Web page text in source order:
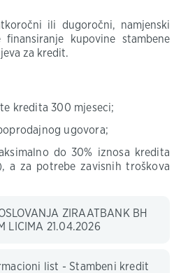
ili dugoročni, namjenski
kupovine stambene
za kredit.
kredita 300 mjeseci;
ugovora;
do 30% iznosa kredita
a za potrebe zavisnih troškova
ZIRAATBANK BH
LICIMA 21.04.2026
list - Stambeni kredit